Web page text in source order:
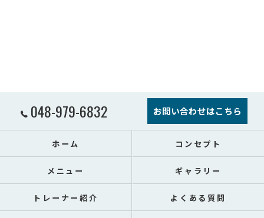
048-979-6832 お問い合わせはこちら
ホーム コンセプト
メニュー ギャラリー
トレーナー紹介 よくある質問